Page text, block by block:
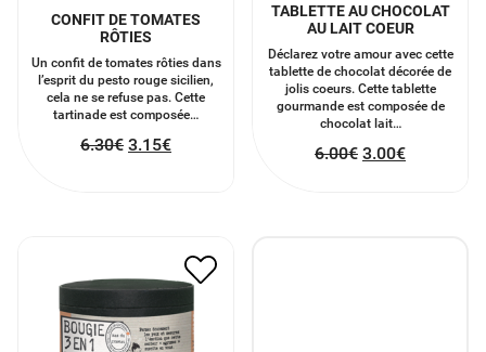
CONFIT DE TOMATES
RÔTIES
Un confit de tomates rôties dans
l’esprit du pesto rouge sicilien,
cela ne se refuse pas. Cette
tartinade est composée…
6.30€ 3.15€
TABLETTE AU CHOCOLAT
AU LAIT COEUR
Déclarez votre amour avec cette
tablette de chocolat décorée de
jolis coeurs. Cette tablette
gourmande est composée de
chocolat lait…
6.00€ 3.00€